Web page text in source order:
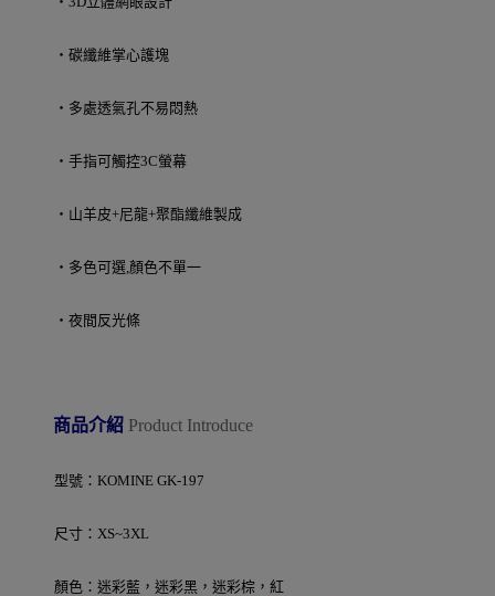
‧碳纖維掌心護塊
‧多處透氣孔不易悶熱
‧手指可觸控3C螢幕
‧山羊皮+尼龍+聚酯纖維製成
‧多色可選,顏色不單一
‧夜間反光條
商品介紹 Product Introduce
型號：KOMINE GK-197
尺寸：XS~3XL
顏色：迷彩藍，迷彩黑，迷彩棕，紅